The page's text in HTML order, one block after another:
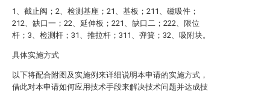
1、截止阀；2、检测基座；21、基板；211、磁吸件；
212、缺口一；22、延伸板；221、缺口二；222、限位
杆；3、检测杆；31、推拉杆；311、弹簧；32、吸附块。
具体实施方式
以下将配合附图及实施例来详细说明本申请的实施方式，
借此对本申请如何应用技术手段来解决技术问题并达成技